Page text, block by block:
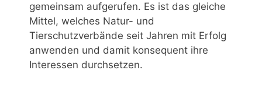
gemeinsam aufgerufen. Es ist das gleiche
Mittel, welches Natur- und
Tierschutzverbände seit Jahren mit Erfolg
anwenden und damit konsequent ihre
Interessen durchsetzen.